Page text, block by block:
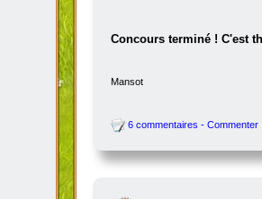
Concours terminé ! C'est
Mansot
6 commentaires - Commenter